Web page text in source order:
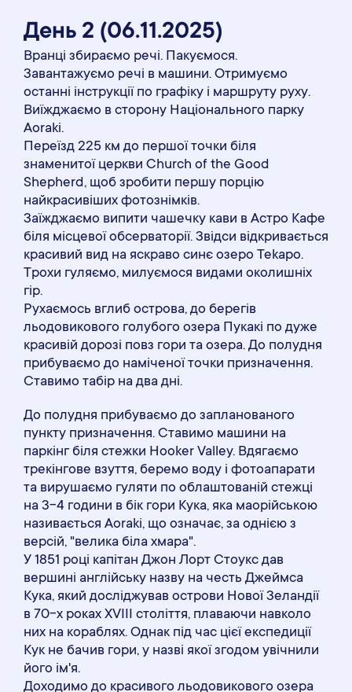
День 2 (06.11.2025)
Вранці збираємо речі. Пакуємося.
Завантажуємо речі в машини. Отримуємо
останні інструкції по графіку і маршруту руху.
Виїжджаємо в сторону Національного парку
Aoraki.
Переїзд 225 км до першої точки біля
знаменитої церкви Church of the Good
Shepherd, щоб зробити першу порцію
найкрасивіших фотознімків.
Заїжджаємо випити чашечку кави в Астро Кафе
біля місцевої обсерваторії. Звідси відкривається
красивий вид на яскраво синє озеро Tekapo.
Трохи гуляємо, милуємося видами околишніх
гір.
Рухаємось вглиб острова, до берегів
льодовикового голубого озера Пукакі по дуже
красивій дорозі повз гори та озера. До полудня
прибуваємо до наміченої точки призначення.
Ставимо табір на два дні.
До полудня прибуваємо до запланованого
пункту призначення. Ставимо машини на
паркінг біля стежки Hooker Valley. Вдягаємо
трекінгове взуття, беремо воду і фотоапарати
та вирушаємо гуляти по облаштованій стежці
на 3-4 години в бік гори Кука, яка маорійською
називається Aoraki, що означає, за однією з
версій, "велика біла хмара".
У 1851 році капітан Джон Лорт Стоукс дав
вершині англійську назву на честь Джеймса
Кука, який досліджував острови Нової Зеландії
в 70-х роках XVIII століття, плаваючи навколо
них на кораблях. Однак під час цієї експедиції
Кук не бачив гори, у назві якої згодом увічнили
його ім'я.
Доходимо до красивого льодовикового озера